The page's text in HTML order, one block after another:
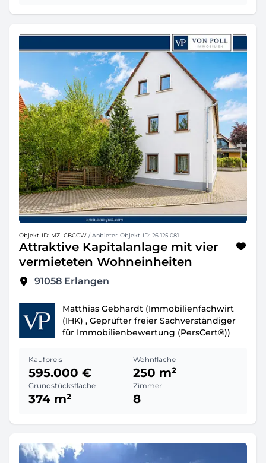
Objekt-ID: MZLCBCCW / Anbieter-Objekt-ID: 26 125 081
Attraktive Kapitalanlage mit vier
vermieteten Wohneinheiten
91058 Erlangen
Matthias Gebhardt (Immobilienfachwirt
(IHK) , Geprüfter freier Sachverständiger
für Immobilienbewertung (PersCert®))
Kaufpreis
595.000 €
Wohnfläche
250 m²
Grundstücksfläche
374 m²
Zimmer
8